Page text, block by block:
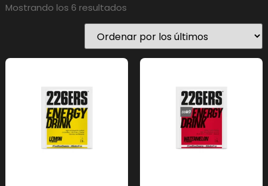
Mostrando los 6 resultados